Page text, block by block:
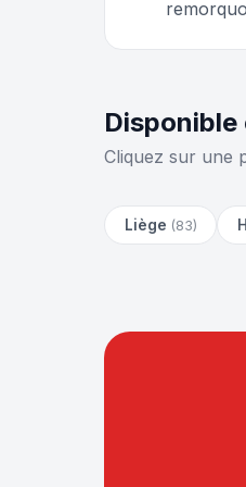
Disponible
Cliquez sur une
Liège (83)